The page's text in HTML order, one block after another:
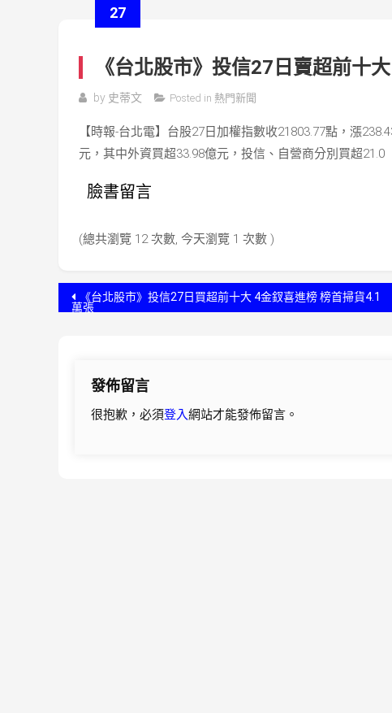
27
《台北股市》投信27日賣超前十
by 史蒂文 Posted in 熱門新聞
【時報-台北電】台股27日加權指數收21803.77點，漲
元，其中外資買超33.98億元，投信、自營商分別買超21.0
臉書留言
(總共瀏覽 12 次數, 今天瀏覽 1 次數 )
文 《台北股市》投信27日買超前十大 4金釵喜進榜 榜首掃貨4.1
萬張
發佈留言
很抱歉，必須登入網站才能發佈留言。